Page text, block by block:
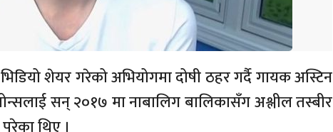
शेयर गरेको अभियोगमा दोषी ठहर गर्दै गायक अस्टिन
सन् २०१७ मा नाबालिग बालिकासँग अश्लील तस्बीर